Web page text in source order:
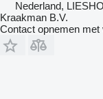
Nederland,
Kraakman B.V.
Contact opnemen met